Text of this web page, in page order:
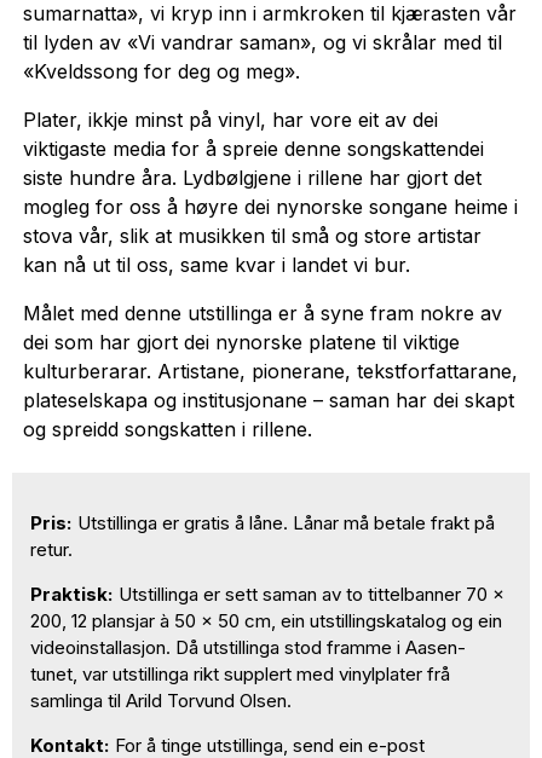
sumarnatta», vi kryp inn i armkroken til kjærasten vår
til lyden av «Vi vandrar saman», og vi skrålar med til
«Kveldssong for deg og meg».
Plater, ikkje minst på vinyl, har vore eit av dei
viktigaste media for å spreie denne songskattendei
siste hundre åra. Lydbølgjene i rillene har gjort det
mogleg for oss å høyre dei nynorske songane heime i
stova vår, slik at musikken til små og store artistar
kan nå ut til oss, same kvar i landet vi bur.
Målet med denne utstillinga er å syne fram nokre av
dei som har gjort dei nynorske platene til viktige
kulturberarar. Artistane, pionerane, tekstforfattarane,
plateselskapa og institusjonane – saman har dei skapt
og spreidd songskatten i rillene.
Pris: Utstillinga er gratis å låne. Lånar må betale frakt på
retur.
Praktisk: Utstillinga er sett saman av to tittelbanner 70 x
200, 12 plansjar à 50 x 50 cm, ein utstillingskatalog og ein
videoinstallasjon. Då utstillinga stod framme i Aasen-
tunet, var utstillinga rikt supplert med vinylplater frå
samlinga til Arild Torvund Olsen.
Kontakt: For å tinge utstillinga, send ein e-post